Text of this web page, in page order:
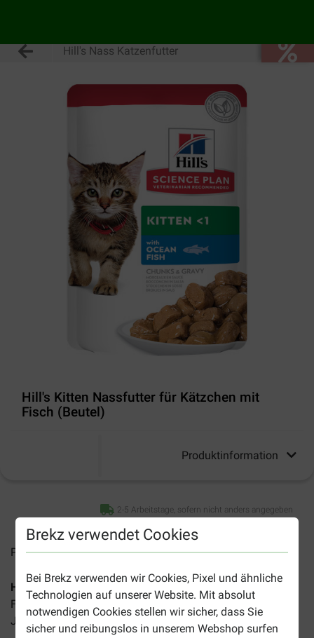
Brekz verwendet Cookies
Bei Brekz verwenden wir Cookies, Pixel und ähnliche
Technologien auf unserer Website. Mit absolut
notwendigen Cookies stellen wir sicher, dass Sie
sicher und reibungslos in unserem Webshop surfen
Hill's Nass Katzenfutter
Hill's Kitten Nassfutter für Kätzchen mit
Fisch (Beutel)
Produktinformation
2-5 Arbeitstage, sofern nicht anders angegeben
Preise inkl. MwSt zzgl.Versandkosten
Hill's Kitten Nassfutter für Kätzchen ist ein ausgewogenes
Futter, das speziell für Kätzchen bis zu einem Alter von 1
Jahr entwickelt wurde.